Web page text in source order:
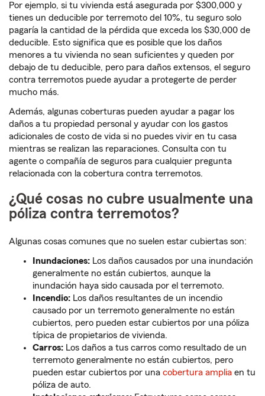
Por ejemplo, si tu vivienda está asegurada por $300,000 y
tienes un deducible por terremoto del 10%, tu seguro solo
pagaría la cantidad de la pérdida que exceda los $30,000 de
deducible. Esto significa que es posible que los daños
menores a tu vivienda no sean suficientes y queden por
debajo de tu deducible, pero para daños extensos, el seguro
contra terremotos puede ayudar a protegerte de perder
mucho más.
Además, algunas coberturas pueden ayudar a pagar los
daños a tu propiedad personal y ayudar con los gastos
adicionales de costo de vida si no puedes vivir en tu casa
mientras se realizan las reparaciones. Consulta con tu
agente o compañía de seguros para cualquier pregunta
relacionada con la cobertura contra terremotos.
¿Qué cosas no cubre usualmente una
póliza contra terremotos?
Algunas cosas comunes que no suelen estar cubiertas son:
Inundaciones: Los daños causados por una inundación
generalmente no están cubiertos, aunque la
inundación haya sido causada por el terremoto.
Incendio: Los daños resultantes de un incendio
causado por un terremoto generalmente no están
cubiertos, pero pueden estar cubiertos por una póliza
típica de propietarios de vivienda.
Carros: Los daños a tus carros como resultado de un
terremoto generalmente no están cubiertos, pero
pueden estar cubiertos por una cobertura amplia en tu
póliza de auto.